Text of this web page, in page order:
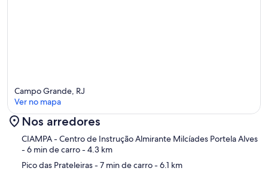
Mapa
Campo Grande, RJ
Ver no mapa
Nos arredores
CIAMPA - Centro de Instrução Almirante Milcíades Portela Alves
- 6 min de carro- 4.3 km
Pico das Prateleiras- 7 min de carro- 6.1 km